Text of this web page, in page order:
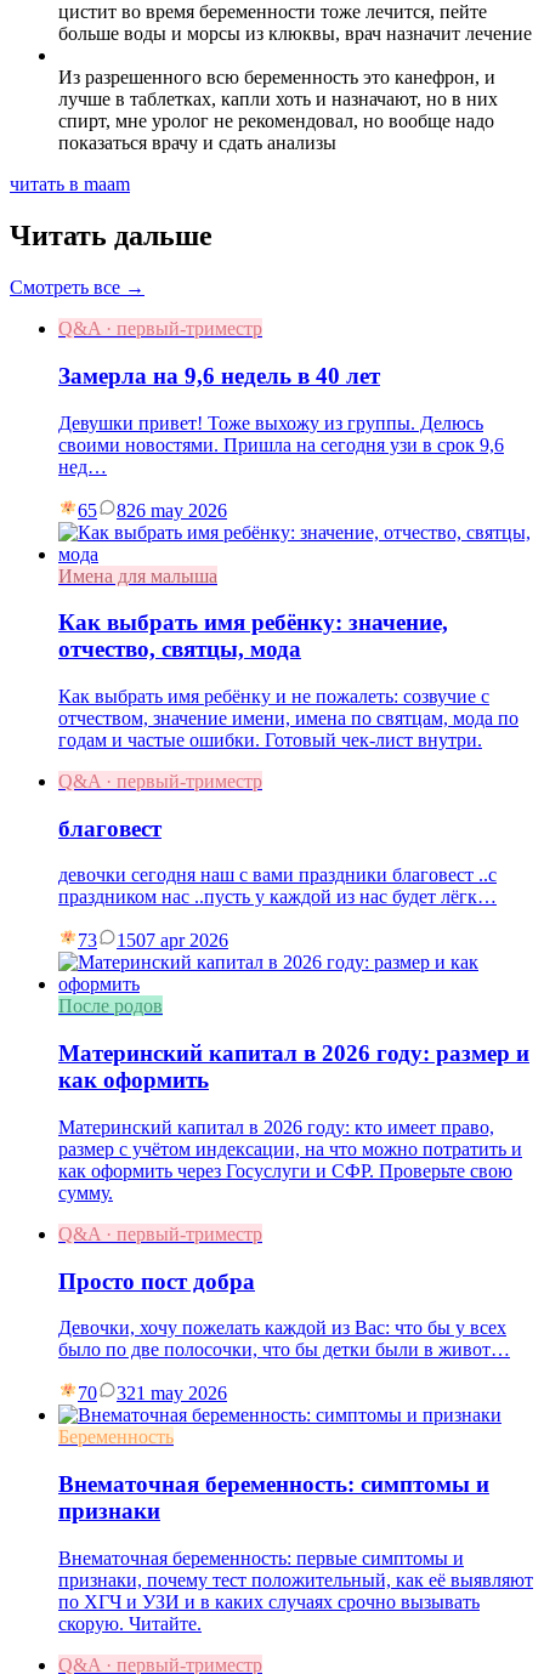
цистит во время беременности тоже лечится, пейте
больше воды и морсы из клюквы, врач назначит лечение
Из разрешенного всю беременность это канефрон, и
лучше в таблетках, капли хоть и назначают, но в них
спирт, мне уролог не рекомендовал, но вообще надо
показаться врачу и сдать анализы
читать в maam
Читать дальше
Смотреть все →
Q&A · первый-триместр
Замерла на 9,6 недель в 40 лет
Девушки привет! Тоже выхожу из группы. Делюсь
своими новостями. Пришла на сегодня узи в срок 9,6
нед…
65 826 may 2026
Имена для малыша
Как выбрать имя ребёнку: значение,
отчество, святцы, мода
Как выбрать имя ребёнку и не пожалеть: созвучие с
отчеством, значение имени, имена по святцам, мода по
годам и частые ошибки. Готовый чек-лист внутри.
Q&A · первый-триместр
благовест
девочки сегодня наш с вами праздники благовест ..с
праздником нас ..пусть у каждой из нас будет лёгк…
73 1507 apr 2026
После родов
Материнский капитал в 2026 году: размер и
как оформить
Материнский капитал в 2026 году: кто имеет право,
размер с учётом индексации, на что можно потратить и
как оформить через Госуслуги и СФР. Проверьте свою
сумму.
Q&A · первый-триместр
Просто пост добра
Девочки, хочу пожелать каждой из Вас: что бы у всех
было по две полосочки, что бы детки были в живот…
70 321 may 2026
Беременность
Внематочная беременность: симптомы и
признаки
Внематочная беременность: первые симптомы и
признаки, почему тест положительный, как её выявляют
по ХГЧ и УЗИ и в каких случаях срочно вызывать
скорую. Читайте.
Q&A · первый-триместр